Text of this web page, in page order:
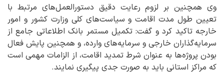
وی همچنین بر لزوم رعایت دقیق دستورالعمل‌های مرتبط با
تعیین طول مدت اقامت و سیاست‌های کلی وزارت کشور و امور
خارجه تاکید کرد و گفت: تکمیل مستمر بانک اطلاعاتی جامع از
سرمایه‌گذاران خارجی و سرمایه‌های وارده، و همچنین پایش فعال
بودن پروژه‌ها به عنوان شرط تمدید اقامت، از الزامات مهمی است
که مراکز استانی باید به صورت جدی پیگیری نمایند.